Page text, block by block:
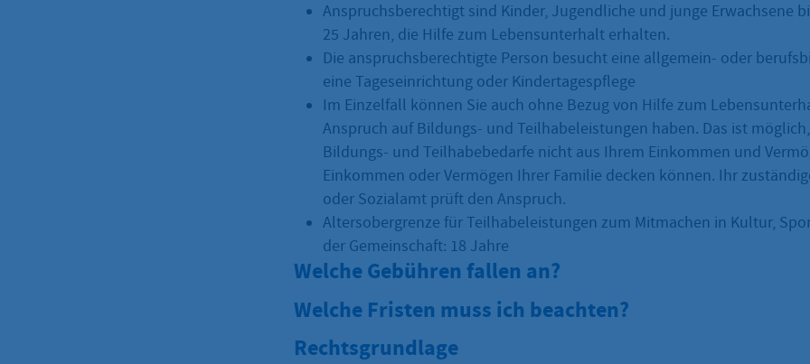
Anspruchsberechtigt sind Kinder, Jugendliche und junge Erwachsene
25 Jahren, die Hilfe zum Lebensunterhalt erhalten.
Die anspruchsberechtigte Person besucht eine allgemein- oder
eine Tageseinrichtung oder Kindertagespflege
Im Einzelfall können Sie auch ohne Bezug von Hilfe zum
Anspruch auf Bildungs- und Teilhabeleistungen haben. Das ist
Bildungs- und Teilhabebedarfe nicht aus Ihrem Einkommen und
Einkommen oder Vermögen Ihrer Familie decken können. Ihr
oder Sozialamt prüft den Anspruch.
Altersobergrenze für Teilhabeleistungen zum Mitmachen in Kultur,
der Gemeinschaft: 18 Jahre
Welche Gebühren fallen an?
Welche Fristen muss ich beachten?
Rechtsgrundlage